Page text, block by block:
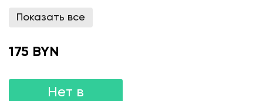
Показать все
175 BYN
Нет в